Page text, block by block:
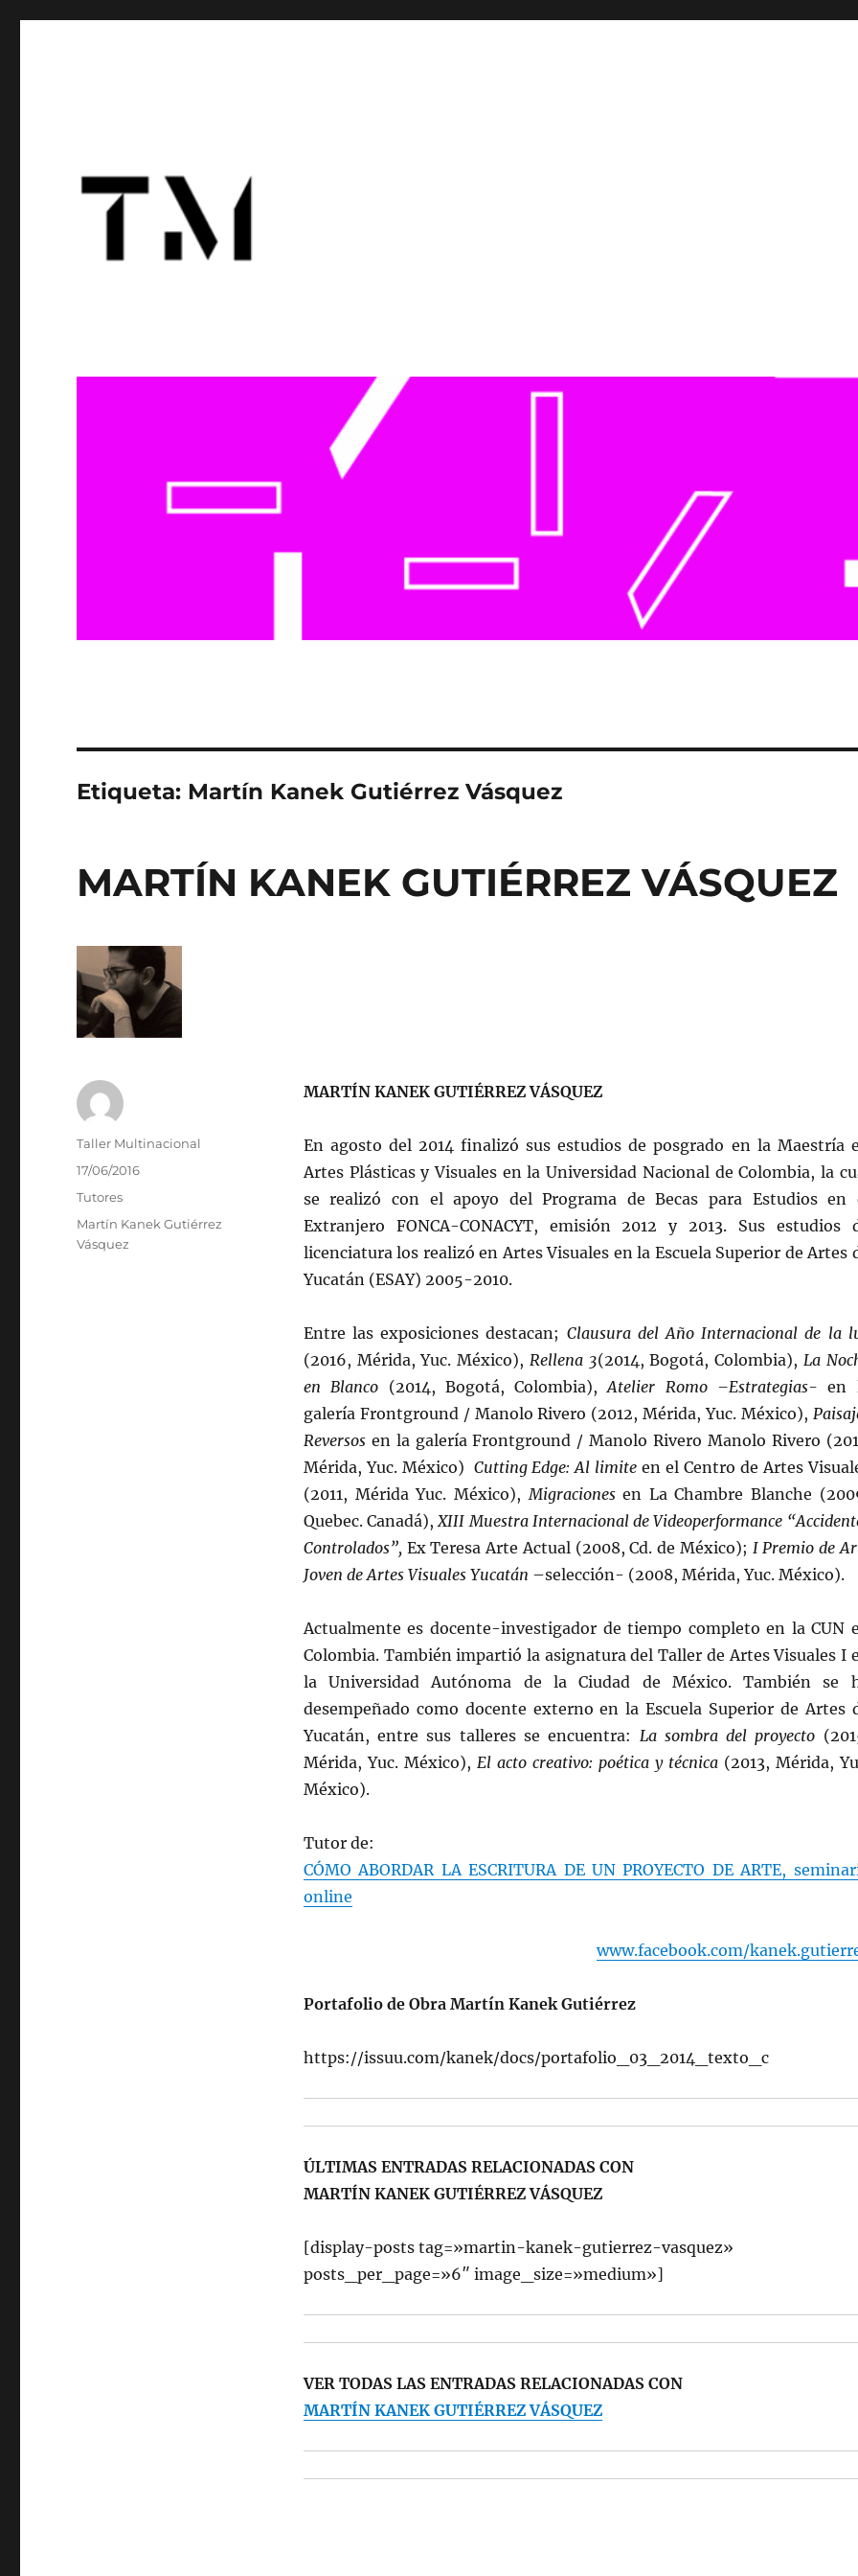
Etiqueta: Martín Kanek Gutiérrez Vásquez
MARTÍN KANEK GUTIÉRREZ VÁSQUEZ
MARTÍN KANEK GUTIÉRREZ VÁSQUEZ
En agosto del 2014 finalizó sus estudios de posgrado en la Maestría
Artes Plásticas y Visuales en la Universidad Nacional de Colombia, la
se realizó con el apoyo del Programa de Becas para Estudios en
Extranjero FONCA-CONACYT, emisión 2012 y 2013. Sus estudios
licenciatura los realizó en Artes Visuales en la Escuela Superior de Artes
Yucatán (ESAY) 2005-2010.
Entre las exposiciones destacan; Clausura del Año Internacional de la
(2016, Mérida, Yuc. México), Rellena 3(2014, Bogotá, Colombia), La
en Blanco (2014, Bogotá, Colombia),Atelier Romo –Estrategias-en
galería Frontground / Manolo Rivero (2012, Mérida, Yuc. México),
Reversosen la galería Frontground / Manolo Rivero Manolo Rivero
Mérida, Yuc. México) Cutting Edge: Al limite en el Centro de Artes
(2011, Mérida Yuc. México),Migracionesen La Chambre Blanche
Quebec. Canadá),XIII Muestra Internacional de Videoperformance
Controlados”,Ex Teresa Arte Actual (2008, Cd. de México); I Premio de
Joven de Artes Visuales Yucatán –selección- (2008, Mérida, Yuc. México).
Actualmente es docente-investigador de tiempo completo en la CUN
Colombia. También impartió la asignatura del Taller de Artes Visuales I
la Universidad Autónoma de la Ciudad de México. También se
desempeñado como docente externo en la Escuela Superior de Artes
Yucatán, entre sus talleres se encuentra: La sombra del proyecto
Mérida, Yuc. México), El acto creativo: poética y técnica(2013, Mérida,
México).
Tutor de:
CÓMO ABORDAR LA ESCRITURA DE UN PROYECTO DE ARTE,
online
www.facebook.com/
Portafolio de Obra Martín Kanek Gutiérrez
https://issuu.com/kanek/docs/portafolio_03_2014_texto_c
ÚLTIMAS ENTRADAS RELACIONADAS CON
MARTÍN KANEK GUTIÉRREZ VÁSQUEZ
[display-posts tag=»martin-kanek-gutierrez-vasquez»
posts_per_page=»6″ image_size=»medium»]
VER TODAS LAS ENTRADAS RELACIONADAS CON
MARTÍN KANEK GUTIÉRREZ VÁSQUEZ
Autor
Taller Multinacional
Publicado
17/06/2016
Categorías
Tutores
Etiquetas
Martín Kanek Gutiérrez
Vásquez